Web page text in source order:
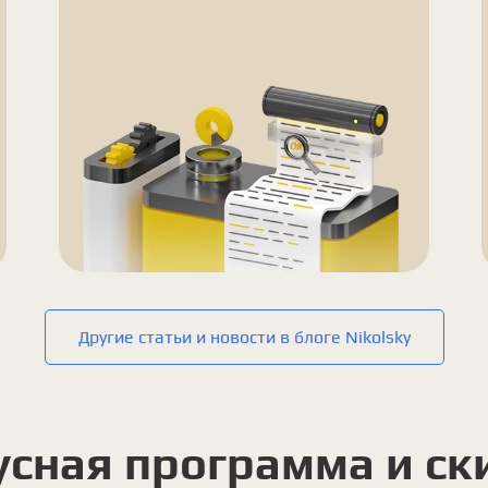
Другие статьи и новости в блоге Nikolsky
программа и